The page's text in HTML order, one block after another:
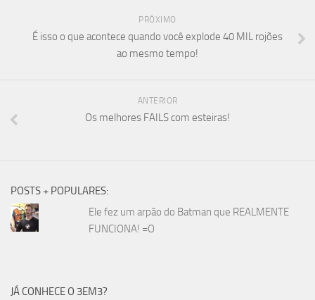
PRÓXIMO
É isso o que acontece quando você explode 40 MIL rojões
ao mesmo tempo!
ANTERIOR
Os melhores FAILS com esteiras!
POSTS + POPULARES:
Ele fez um arpão do Batman que REALMENTE
FUNCIONA! =O
JÁ CONHECE O 3EM3?